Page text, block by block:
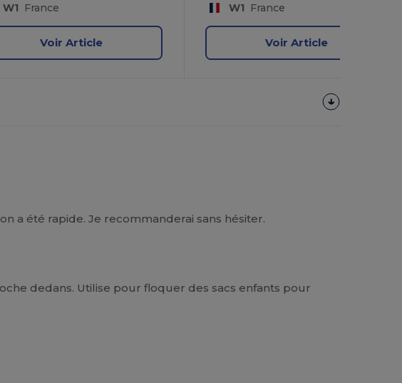
W1 France
Voir Article
W1 France
Voir Article
a été rapide. Je recommanderai sans hésiter.
dedans. Utilise pour floquer des sacs enfants pour